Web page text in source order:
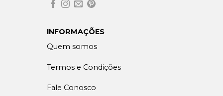
INFORMAÇÕES
Quem somos
Termos e Condições
Fale Conosco